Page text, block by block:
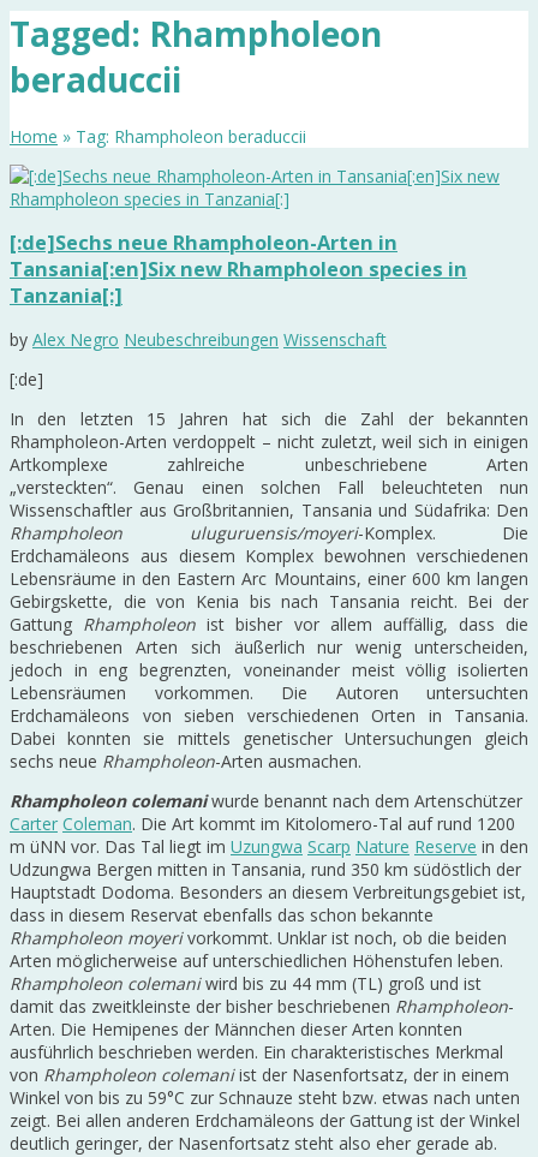
Tagged: Rhampholeon
beraduccii
Home » Tag: Rhampholeon beraduccii
[:de]Sechs neue Rhampholeon-Arten in
Tansania[:en]Six new Rhampholeon species in
Tanzania[:]
by Alex Negro Neubeschreibungen Wissenschaft
[:de]
In den letzten 15 Jahren hat sich die Zahl der bekannten
Rhampholeon-Arten verdoppelt – nicht zuletzt, weil sich in einigen
Artkomplexe zahlreiche unbeschriebene Arten
„versteckten“. Genau einen solchen Fall beleuchteten nun
Wissenschaftler aus Großbritannien, Tansania und Südafrika: Den
Rhampholeon uluguruensis/moyeri-Komplex. Die
Erdchamäleons aus diesem Komplex bewohnen verschiedenen
Lebensräume in den Eastern Arc Mountains, einer 600 km langen
Gebirgskette, die von Kenia bis nach Tansania reicht. Bei der
Gattung Rhampholeon ist bisher vor allem auffällig, dass die
beschriebenen Arten sich äußerlich nur wenig unterscheiden,
jedoch in eng begrenzten, voneinander meist völlig isolierten
Lebensräumen vorkommen. Die Autoren untersuchten
Erdchamäleons von sieben verschiedenen Orten in Tansania.
Dabei konnten sie mittels genetischer Untersuchungen gleich
sechs neue Rhampholeon-Arten ausmachen.
Rhampholeon colemaniwurde benannt nach dem Artenschützer
Carter Coleman. Die Art kommt im Kitolomero-Tal auf rund 1200
m üNN vor. Das Tal liegt im Uzungwa Scarp Nature Reserve in den
Udzungwa Bergen mitten in Tansania, rund 350 km südöstlich der
Hauptstadt Dodoma. Besonders an diesem Verbreitungsgebiet ist,
dass in diesem Reservat ebenfalls das schon bekannte
Rhampholeon moyerivorkommt. Unklar ist noch, ob die beiden
Arten möglicherweise auf unterschiedlichen Höhenstufen leben.
Rhampholeon colemaniwird bis zu 44 mm (TL) groß und ist
damit das zweitkleinste der bisher beschriebenen Rhampholeon-
Arten. Die Hemipenes der Männchen dieser Arten konnten
ausführlich beschrieben werden. Ein charakteristisches Merkmal
von Rhampholeon colemaniist der Nasenfortsatz, der in einem
Winkel von bis zu 59°C zur Schnauze steht bzw. etwas nach unten
zeigt. Bei allen anderen Erdchamäleons der Gattung ist der Winkel
deutlich geringer, der Nasenfortsatz steht also eher gerade ab.